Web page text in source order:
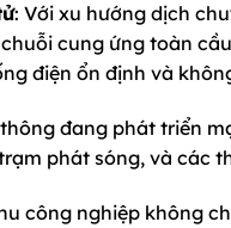
: Với xu hướng dịch
cung ứng toàn
điện ổn định và
đang phát triển
phát sóng, và các
công nghiệp không